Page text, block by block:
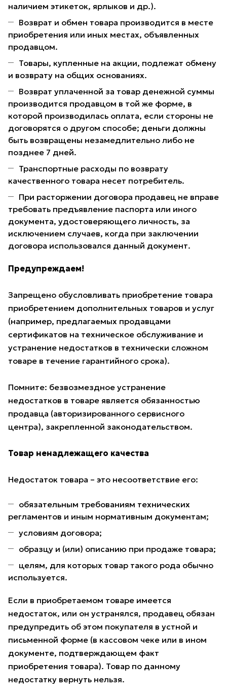
наличием этикеток, ярлыков и др.).
Возврат и обмен товара производится в месте
приобретения или иных местах, объявленных
продавцом.
Товары, купленные на акции, подлежат обмену
и возврату на общих основаниях.
Возврат уплаченной за товар денежной суммы
производится продавцом в той же форме, в
которой производилась оплата, если стороны не
договорятся о другом способе; деньги должны
быть возвращены незамедлительно либо не
позднее 7 дней.
Транспортные расходы по возврату
качественного товара несет потребитель.
При расторжении договора продавец не вправе
требовать предъявление паспорта или иного
документа, удостоверяющего личность, за
исключением случаев, когда при заключении
договора использовался данный документ.
Предупреждаем!
Запрещено обусловливать приобретение товара
приобретением дополнительных товаров и услуг
(например, предлагаемых продавцами
сертификатов на техническое обслуживание и
устранение недостатков в технически сложном
товаре в течение гарантийного срока).
Помните: безвозмездное устранение
недостатков в товаре является обязанностью
продавца (авторизированного сервисного
центра), закрепленной законодательством.
Товар ненадлежащего качества
Недостаток товара – это несоответствие его:
обязательным требованиям технических
регламентов и иным нормативным документам;
условиям договора;
образцу и (или) описанию при продаже товара;
целям, для которых товар такого рода обычно
используется.
Если в приобретаемом товаре имеется
недостаток, или он устранялся, продавец обязан
предупредить об этом покупателя в устной и
письменной форме (в кассовом чеке или в ином
документе, подтверждающем факт
приобретения товара). Товар по данному
недостатку вернуть нельзя.